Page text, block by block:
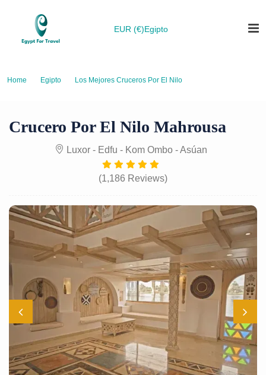
EUR (€)Egipto
Home Egipto
Los Mejores Cruceros Por El Nilo
Crucero Por El Nilo Mahrousa
Luxor - Edfu - Kom Ombo - Asúan
(1,186 Reviews)